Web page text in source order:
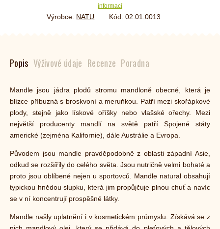
informací
Výrobce: NATU Kód: 02.01.0013
Popis Výživové údaje Recenze Poradna
Mandle jsou jádra plodů stromu mandloně obecné, která je
blízce příbuzná s broskvoní a meruňkou. Patří mezi skořápkové
plody, stejně jako lískové oříšky nebo vlašské ořechy. Mezi
největší producenty mandlí na světě patří Spojené státy
americké (zejména Kalifornie), dále Austrálie a Evropa.
Původem jsou mandle pravděpodobně z oblasti západní Asie,
odkud se rozšířily do celého světa. Jsou nutričně velmi bohaté a
proto jsou oblíbené nejen u sportovců. Mandle natural obsahují
typickou hnědou slupku, která jim propůjčuje plnou chuť a navíc
se v ní koncentrují prospěšné látky.
Mandle našly uplatnění i v kosmetickém průmyslu. Získává se z